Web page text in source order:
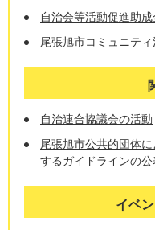
自治会等活動促進助
尾張旭市コミュニテ
自治連合協議会の活動
尾張旭市公共的団体
するガイドラインの公
イベ